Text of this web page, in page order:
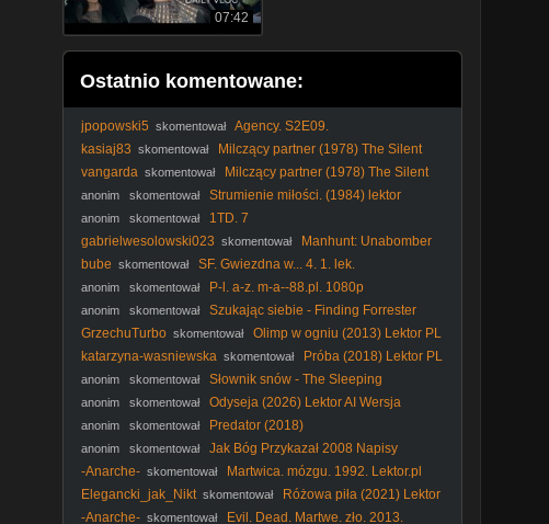
07:42
Ostatnio komentowane:
jpopowski5 skomentował Agency. S2E09.
kasiaj83 skomentował
Milczący partner (1978) The Silent
Partner [720p]
vangarda skomentował
Milczący partner (1978) The Silent
Partner [720p]
anonim skomentował Strumienie miłości. (1984) lektor
anonim skomentował
1TD. 7
gabrielwesolowski023 skomentował
Manhunt: Unabomber
Odcinek 1
bube skomentował SF. Gwiezdna w... 4. 1. lek.
anonim skomentował P-l. a-z. m-a--88.pl. 1080p
anonim skomentował
Szukając siebie - Finding Forrester
(Dramat obyczajowy, 2000) lektor
GrzechuTurbo skomentował
Olimp w ogniu (2013) Lektor PL
katarzyna-wasniewska skomentował Próba (2018) Lektor PL
anonim skomentował
Słownik snów - The Sleeping
Dictionary (2003) Lektor
anonim skomentował
Odyseja (2026) Lektor AI Wersja
Kinowa
anonim skomentował Predator (2018)
anonim skomentował
Jak Bóg Przykazał 2008 Napisy
-Anarche- skomentował
Martwica. mózgu. 1992. Lektor.pl
Elegancki_jak_Nikt skomentował
Różowa piła (2021) Lektor
PL
-Anarche- skomentował Evil. Dead. Martwe. zło. 2013.